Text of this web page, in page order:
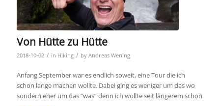
Von Hütte zu Hütte
2018-10-02 / in Hiking / by Andreas Wening
Anfang September war es endlich soweit, eine Tour die ich
schon lange machen wollte. Dabei ging es weniger um das wo
sondern eher um das “was” denn ich wollte seit längerem schon